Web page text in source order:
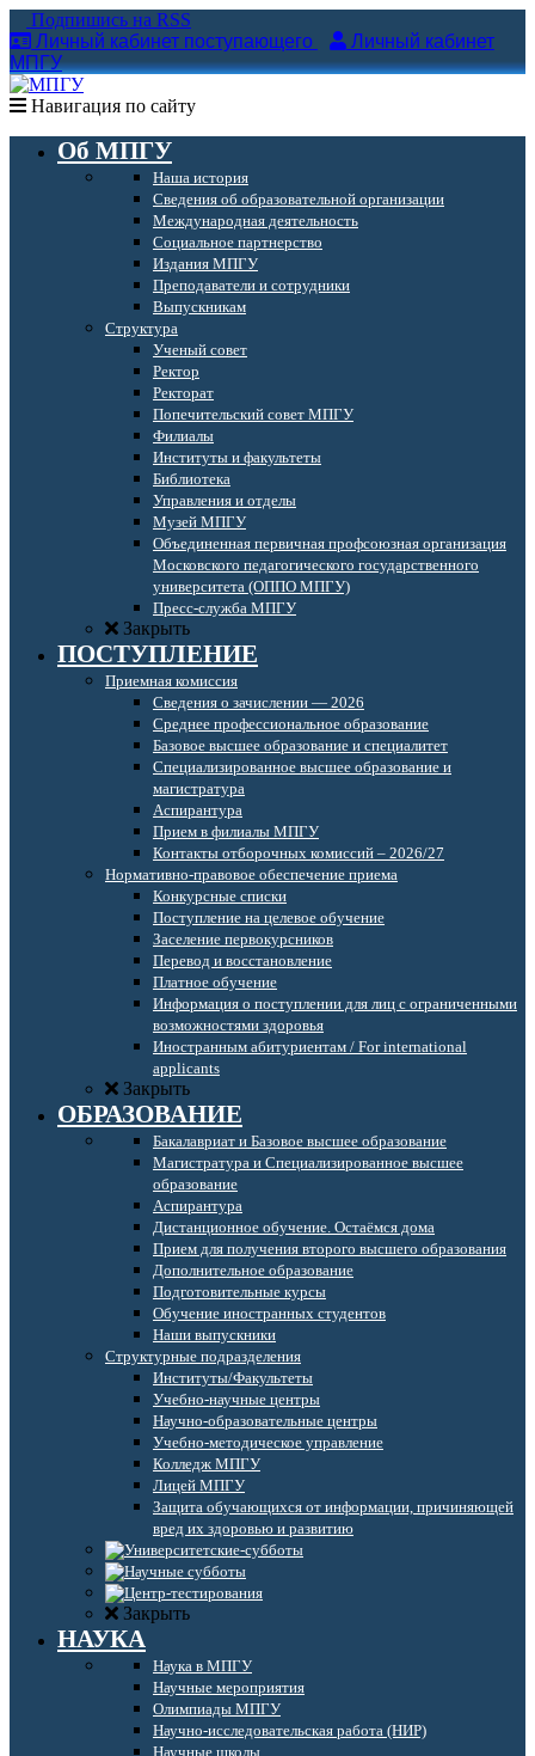
Подпишись на RSS
Личный кабинет поступающего
Личный кабинет
МПГУ
Навигация по сайту
Об МПГУ
Наша история
Сведения об образовательной организации
Международная деятельность
Социальное партнерство
Издания МПГУ
Преподаватели и сотрудники
Выпускникам
Структура
Ученый совет
Ректор
Ректорат
Попечительский совет МПГУ
Филиалы
Институты и факультеты
Библиотека
Управления и отделы
Музей МПГУ
Объединенная первичная профсоюзная организация
Московского педагогического государственного
университета (ОППО МПГУ)
Пресс-служба МПГУ
Закрыть
ПОСТУПЛЕНИЕ
Приемная комиссия
Сведения о зачислении — 2026
Среднее профессиональное образование
Базовое высшее образование и специалитет
Специализированное высшее образование и
магистратура
Аспирантура
Прием в филиалы МПГУ
Контакты отборочных комиссий – 2026/27
Нормативно-правовое обеспечение приема
Конкурсные списки
Поступление на целевое обучение
Заселение первокурсников
Перевод и восстановление
Платное обучение
Информация о поступлении для лиц с ограниченными
возможностями здоровья
Иностранным абитуриентам / For international
applicants
Закрыть
ОБРАЗОВАНИЕ
Бакалавриат и Базовое высшее образование
Магистратура и Специализированное высшее
образование
Аспирантура
Дистанционное обучение. Остаёмся дома
Прием для получения второго высшего образования
Дополнительное образование
Подготовительные курсы
Обучение иностранных студентов
Наши выпускники
Структурные подразделения
Институты/Факультеты
Учебно-научные центры
Научно-образовательные центры
Учебно-методическое управление
Колледж МПГУ
Лицей МПГУ
Защита обучающихся от информации, причиняющей
вред их здоровью и развитию
Закрыть
НАУКА
Наука в МПГУ
Научные мероприятия
Олимпиады МПГУ
Научно-исследовательская работа (НИР)
Научные школы